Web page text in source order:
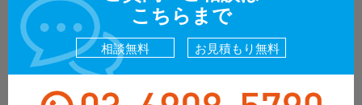
こちらまで
相談無料 お見積もり無料